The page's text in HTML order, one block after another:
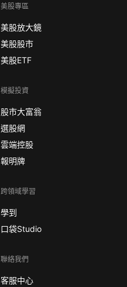
美股專區
美股放大鏡
美股股市
美股ETF
模擬投資
股市大富翁
選股網
雲端控股
報明牌
跨領域學習
學到
口袋Studio
聯絡我們
客服中心